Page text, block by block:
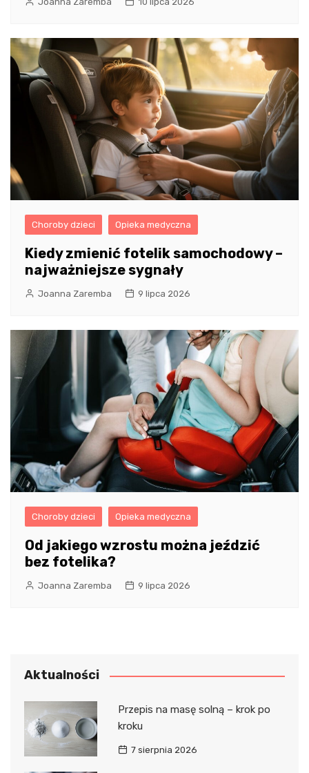
Choroby dzieci Opieka medyczna
Kiedy zmienić fotelik samochodowy –
najważniejsze sygnały
Joanna Zaremba 9 lipca 2026
Choroby dzieci Opieka medyczna
Od jakiego wzrostu można jeździć
bez fotelika?
Joanna Zaremba 9 lipca 2026
Aktualności
Przepis na masę solną – krok po
kroku
7 sierpnia 2026